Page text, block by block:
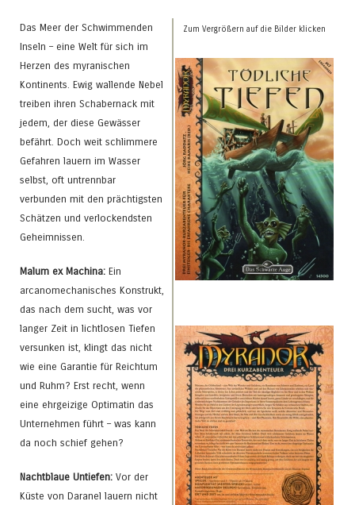
Zum Vergrößern auf die Bilder klicken
Das Meer der Schwimmenden
Inseln – eine Welt für sich im
Herzen des myranischen
Kontinents. Ewig wallende Nebel
treiben ihren Schabernack mit
jedem, der diese Gewässer
befährt. Doch weit schlimmere
Gefahren lauern im Wasser
selbst, oft untrennbar
verbunden mit den prächtigsten
Schätzen und verlockendsten
Geheimnissen.
Malum ex Machina: Ein
arcanomechanisches Konstrukt,
das nach dem sucht, was vor
langer Zeit in lichtlosen Tiefen
versunken ist, klingt das nicht
wie eine Garantie für Reichtum
und Ruhm? Erst recht, wenn
eine ehrgeizige Optimatin das
Unternehmen führt – was kann
da noch schief gehen?
Nachtblaue Untiefen: Vor der
Küste von Daranel lauern nicht